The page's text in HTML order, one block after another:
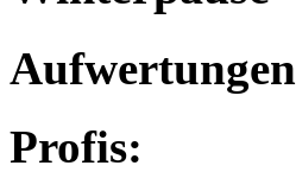
Aufwertungen
Profis: